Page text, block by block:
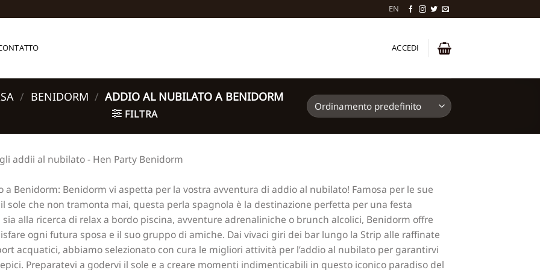
EN
ACCEDI
/ BENIDORM / ADDIO AL NUBILATO A BENIDORM
FILTRA
addii al nubilato - Hen Party Benidorm
a Benidorm: Benidorm vi aspetta per la vostra avventura di addio al nubilato! Famosa per le sue
sole che non tramonta mai, questa perla spagnola è la destinazione perfetta per una festa
alla ricerca di relax a bordo piscina, avventure adrenaliniche o brunch alcolici, Benidorm offre
ogni futura sposa e il suo gruppo di amiche. Dai vivaci giri dei bar lungo la Strip alle raffinate
acquatici, abbiamo selezionato con cura le migliori attività per l’addio al nubilato per garantirvi
Preparatevi a godervi il sole e a creare momenti indimenticabili in questo iconico paradiso del